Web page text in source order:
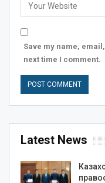
Save my name,
next time I comment.
Latest News